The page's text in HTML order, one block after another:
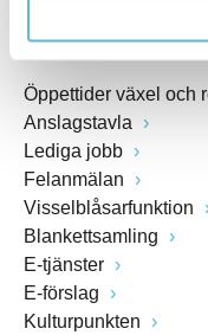
Öppettider växel och
Anslagstavla
Lediga jobb
Felanmälan
Visselblåsarfunktion
Blankettsamling
E-tjänster
E-förslag
Kulturpunkten